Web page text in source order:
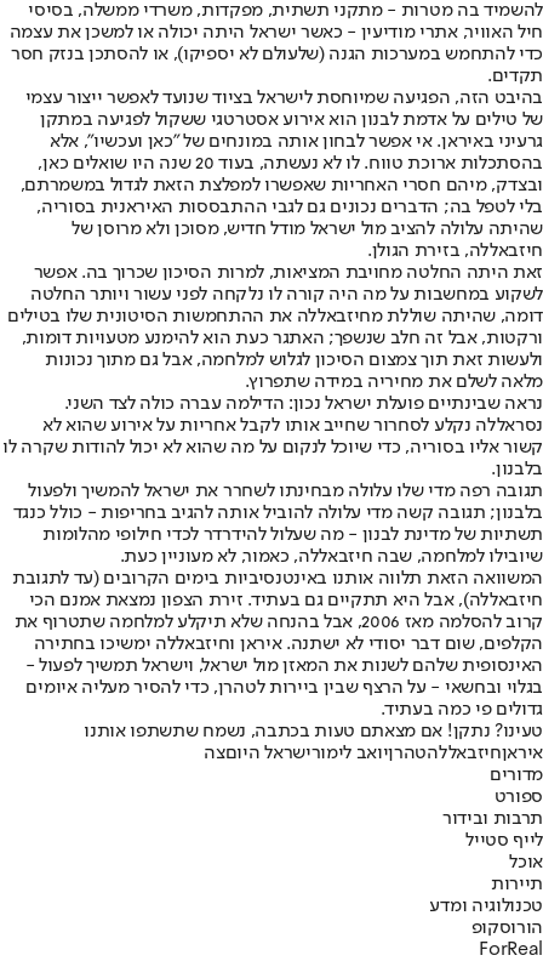
להשמיד בה מטרות - מתקני תשתית, מפקדות, משרדי ממשלה, בסיסי
חיל האוויר, אתרי מודיעין - כאשר ישראל היתה יכולה או למשכן את עצמה
כדי להתחמש במערכות הגנה (שלעולם לא יספיקו), או להסתכן בנזק חסר
תקדים.
בהיבט הזה, הפגיעה שמיוחסת לישראל בציוד שנועד לאפשר ייצור עצמי
של טילים על אדמת לבנון הוא אירוע אסטרטגי ששקול לפגיעה במתקן
גרעיני באיראן. אי אפשר לבחון אותה במונחים של "כאן ועכשיו", אלא
בהסתכלות ארוכת טווח. לו לא נעשתה, בעוד 20 שנה היו שואלים כאן,
ובצדק, מיהם חסרי האחריות שאפשרו למפלצת הזאת לגדול במשמרתם,
בלי לטפל בה; הדברים נכונים גם לגבי ההתבססות האיראנית בסוריה,
שהיתה עלולה להציב מול ישראל מודל חדיש, מסוכן ולא מרוסן של
חיזבאללה, בזירת הגולן.
זאת היתה החלטה מחויבת המציאות, למרות הסיכון שכרוך בה. אפשר
לשקוע במחשבות על מה היה קורה לו נלקחה לפני עשור ויותר החלטה
דומה, שהיתה שוללת מחיזבאללה את ההתחמשות הסיטונית שלו בטילים
ורקטות, אבל זה חלב שנשפך; האתגר כעת הוא להימנע מטעויות דומות,
ולעשות זאת תוך צמצום הסיכון לגלוש למלחמה, אבל גם מתוך נכונות
מלאה לשלם את מחיריה במידה שתפרוץ.
נראה שבינתיים פועלת ישראל נכון: הדילמה עברה כולה לצד השני.
נסראללה נקלע לסחרור שחייב אותו לקבל אחריות על אירוע שהוא לא
קשור אליו בסוריה, כדי שיוכל לנקום על מה שהוא לא יכול להודות שקרה לו
בלבנון.
תגובה רפה מדי שלו עלולה מבחינתו לשחרר את ישראל להמשיך ולפעול
בלבנון; תגובה קשה מדי עלולה להוביל אותה להגיב בחריפות - כולל כנגד
תשתיות של מדינת לבנון - מה שעלול להידרדר לכדי חילופי מהלומות
שיובילו למלחמה, שבה חיזבאללה, כאמור, לא מעוניין כעת.
המשוואה הזאת תלווה אותנו באינטנסיביות בימים הקרובים (עד לתגובת
חיזבאללה), אבל היא תתקיים גם בעתיד. זירת הצפון נמצאת אמנם הכי
קרוב להסלמה מאז 2006, אבל בהנחה שלא תיקלע למלחמה שתטרוף את
הקלפים, שום דבר יסודי לא ישתנה. איראן וחיזבאללה ימשיכו בחתירה
האינסופית שלהם לשנות את המאזן מול ישראל, וישראל תמשיך לפעול -
בגלוי ובחשאי - על הרצף שבין ביירות לטהרן, כדי להסיר מעליה איומים
גדולים פי כמה בעתיד.
טעינו? נתקן! אם מצאתם טעות בכתבה, נשמח שתשתפו אותנו
איראןחיזבאללהטהרןיואב לימורישראל היוםצה
מדורים
ספורט
תרבות ובידור
לייף סטייל
אוכל
תיירות
טכנולוגיה ומדע
הורוסקופ
ForReal